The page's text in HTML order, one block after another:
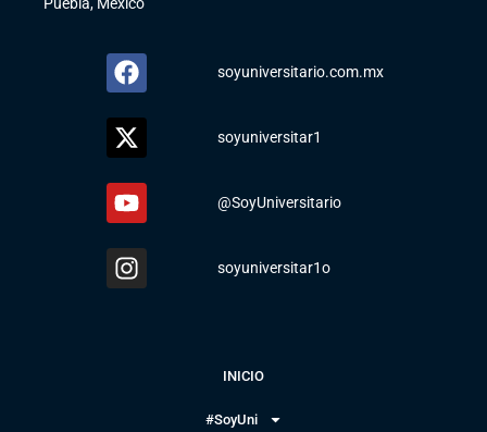
soyuniversitario.com.mx
soyuniversitar1
@SoyUniversitario
soyuniversitar1o
INICIO
#SoyUni